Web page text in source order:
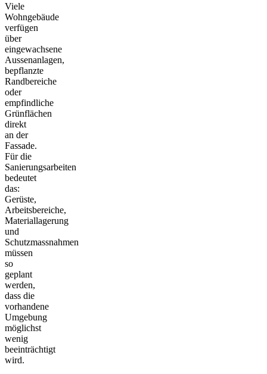
Viele
Wohngebäude
verfügen
über
eingewachsene
Aussenanlagen,
bepflanzte
Randbereiche
oder
empfindliche
Grünflächen
direkt
an der
Fassade.
Für die
Sanierungsarbeiten
bedeutet
das:
Gerüste,
Arbeitsbereiche,
Materiallagerung
und
Schutzmassnahmen
müssen
so
geplant
werden,
dass die
vorhandene
Umgebung
möglichst
wenig
beeinträchtigt
wird.